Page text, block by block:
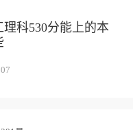
理科530分能上的本